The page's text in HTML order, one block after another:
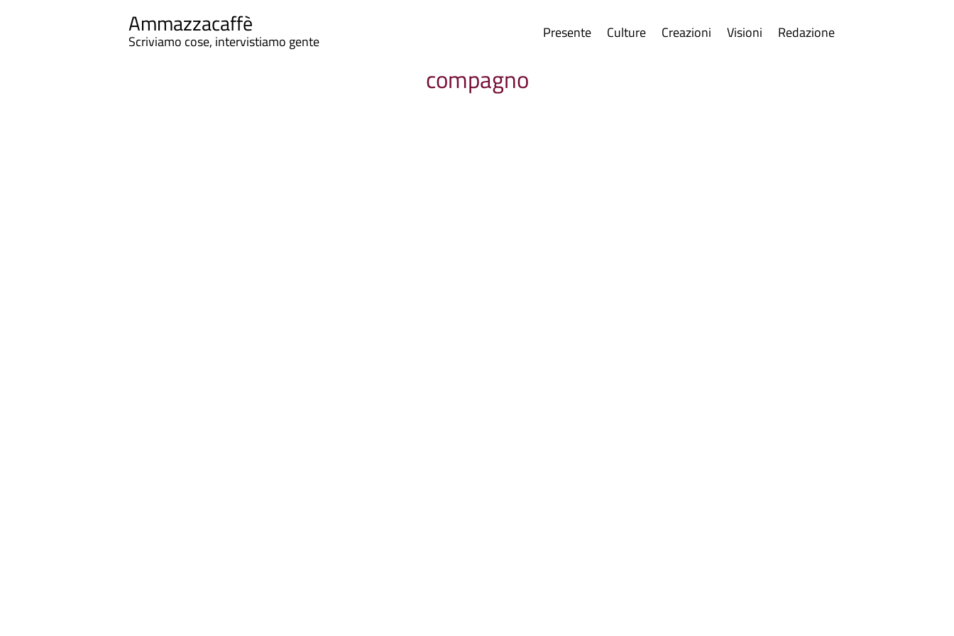
Ammazzacaffè
Scriviamo cose, intervistiamo gente Presente Culture Creazioni Visioni Redazione
compagno